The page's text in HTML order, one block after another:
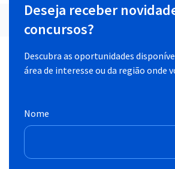
Deseja receber
concursos?
Descubra as oportunidades
área de interesse ou da região onde
Nome